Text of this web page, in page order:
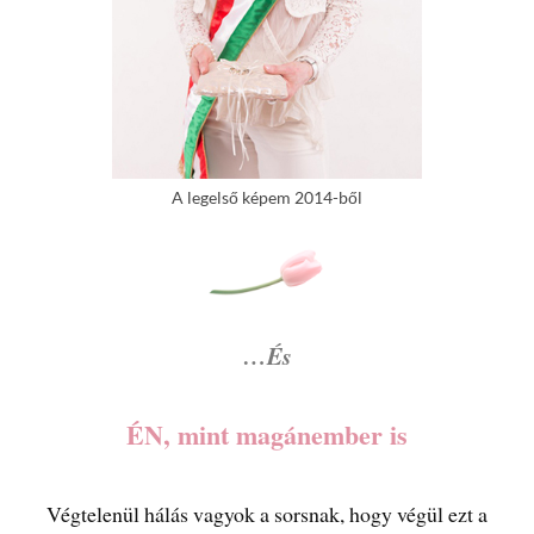
A legelső képem 2014-ből
…És
ÉN, mint magánember is
Végtelenül hálás vagyok a sorsnak, hogy végül ezt a